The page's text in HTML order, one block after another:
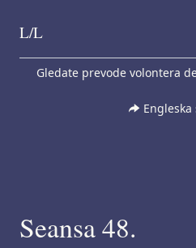
Skip to content
L/L
Gledate prevode volontera
Seansa 48.